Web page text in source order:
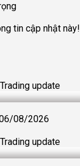
tin cập nhật này!
Trading update
08/2026
Trading update